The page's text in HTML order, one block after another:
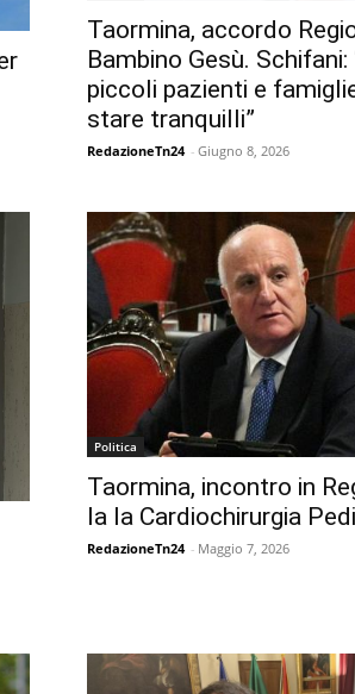
Taormina, accordo
Bambino Gesù. Schifani:
piccoli pazienti e
stare tranquilli”
RedazioneTn24 - Giugno 8, 2026
Politica
Taormina, incontro in
la la Cardiochirurgia
RedazioneTn24 - Maggio 7, 2026